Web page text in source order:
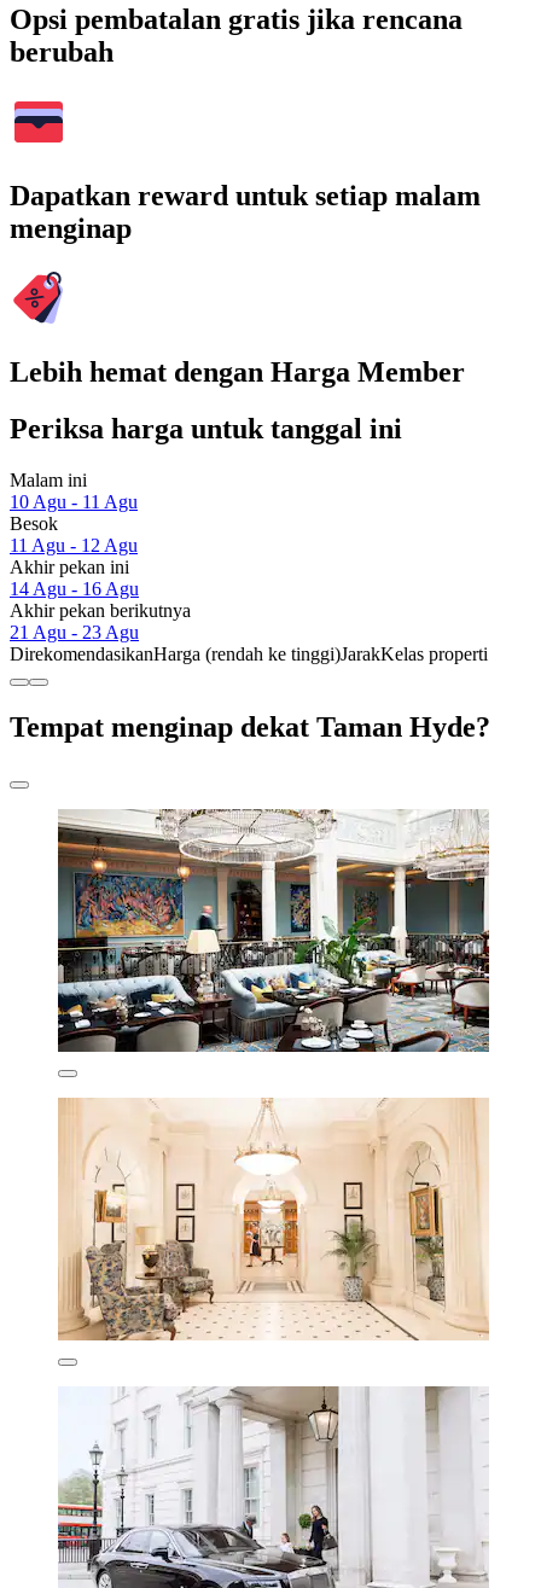
Opsi pembatalan gratis jika rencana
berubah
Dapatkan reward untuk setiap malam
menginap
Lebih hemat dengan Harga Member
Periksa harga untuk tanggal ini
Malam ini
10 Agu - 11 Agu
Besok
11 Agu - 12 Agu
Akhir pekan ini
14 Agu - 16 Agu
Akhir pekan berikutnya
21 Agu - 23 Agu
DirekomendasikanHarga (rendah ke tinggi)JarakKelas properti
Tempat menginap dekat Taman Hyde?